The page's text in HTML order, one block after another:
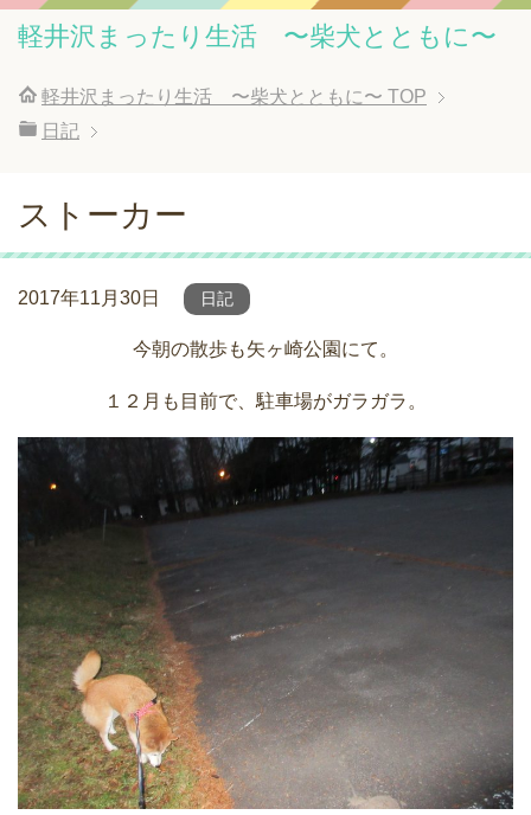
軽井沢まったり生活 〜柴犬とともに〜
軽井沢まったり生活 〜柴犬とともに〜 TOP
日記
ストーカー
2017年11月30日 日記
今朝の散歩も矢ヶ崎公園にて。
１２月も目前で、駐車場がガラガラ。